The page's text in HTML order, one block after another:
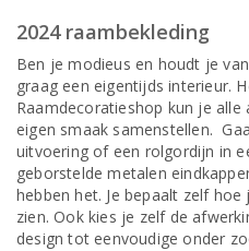
2024 raambekleding
Ben je modieus en houdt je
graag een eigentijds interieur.
Raamdecoratieshop kun je
eigen smaak samenstellen.
uitvoering of een rolgordijn in
geborstelde metalen
hebben het. Je bepaalt zelf
zien. Ook kies je zelf de
design tot eenvoudige onder